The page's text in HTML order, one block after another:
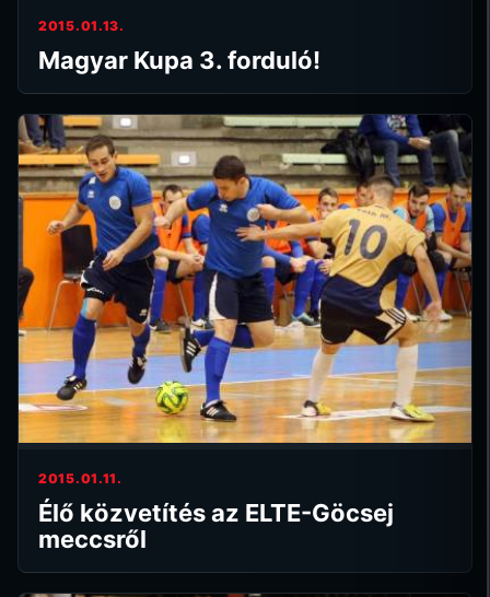
2015.01.13.
Magyar Kupa 3. forduló!
2015.01.11.
Élő közvetítés az ELTE-Göcsej
meccsről